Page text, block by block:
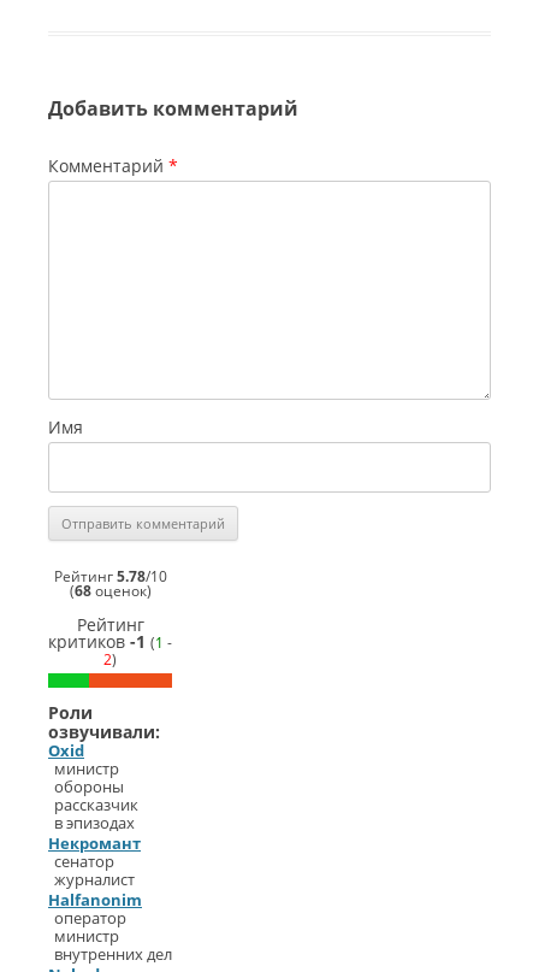
Добавить комментарий
Комментарий *
Имя
Рейтинг5.78/10
(68оценок)
Рейтинг
критиков-1 (1 -
2)
Роли
озвучивали:
Oxid
министр
обороны
рассказчик
в эпизодах
Некромант
сенатор
журналист
Halfanonim
оператор
министр
внутренних дел